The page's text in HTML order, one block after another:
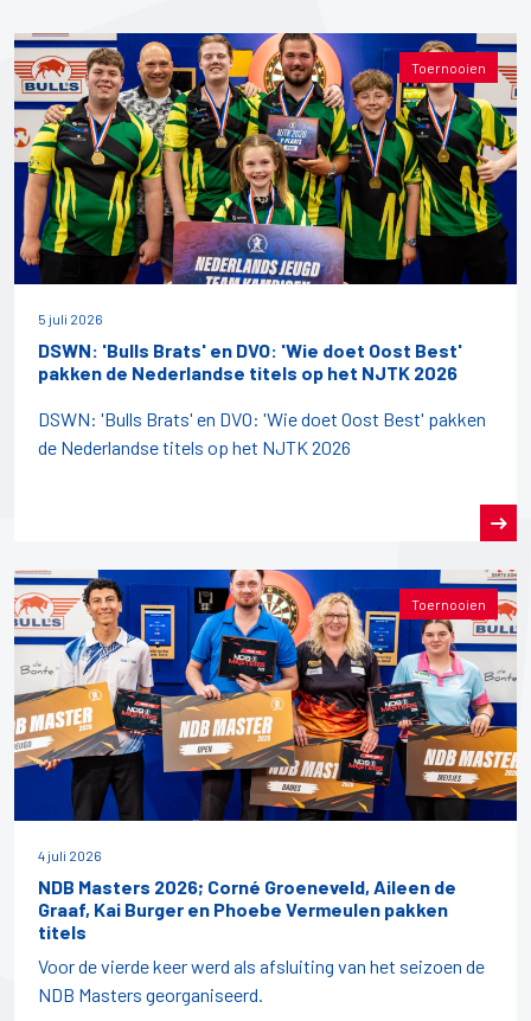
Toernooien
5 juli 2026
DSWN: 'Bulls Brats' en DVO: 'Wie doet Oost Best'
pakken de Nederlandse titels op het NJTK 2026
DSWN: 'Bulls Brats' en DVO: 'Wie doet Oost Best' pakken
de Nederlandse titels op het NJTK 2026
Toernooien
4 juli 2026
NDB Masters 2026; Corné Groeneveld, Aileen de
Graaf, Kai Burger en Phoebe Vermeulen pakken
titels
Voor de vierde keer werd als afsluiting van het seizoen de
NDB Masters georganiseerd.